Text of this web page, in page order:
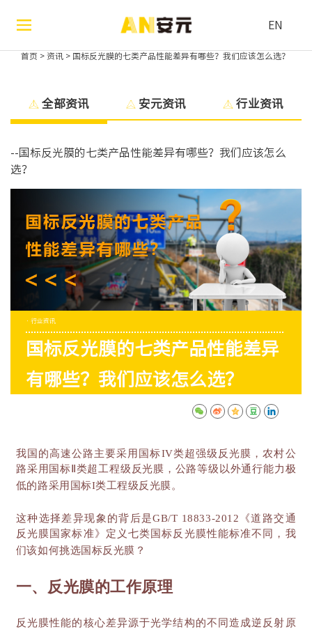
EN
首页 > 资讯 > 国标反光膜的七类产品性能差异有哪些？我们应该怎么选？
全部资讯 安元资讯 行业资讯
--国标反光膜的七类产品性能差异有哪些？我们应该怎么
选？
· 行业资讯
国标反光膜的七类产品性能差异
有哪些？我们应该怎么选？
我国的高速公路主要采用国标IV类超强级反光膜，农村公
路采用国标Ⅱ类超工程级反光膜，公路等级以外通行能力极
低的路采用国标I类工程级反光膜。
这种选择差异现象的背后是GB/T 18833-2012《道路交通
反光膜国家标准》定义七类国标反光膜性能标准不同，我
们该如何挑选国标反光膜？
一、反光膜的工作原理
反光膜性能的核心差异源于光学结构的不同造成逆反射原